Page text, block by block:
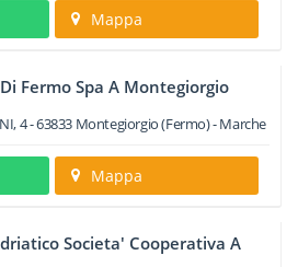
Mappa
Fermo Spa A Montegiorgio
4-63833 Montegiorgio(Fermo) -Marche
Mappa
Societa' Cooperativa A